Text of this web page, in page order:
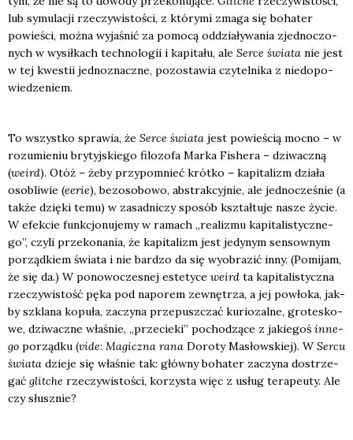
lub symu­la­cji rze­czy­wi­sto­ści, z któ­ry­mi zma­ga się boha­ter
powie­ści, moż­na wyja­śnić za pomo­cą oddzia­ły­wa­nia zjed­no­czo­
nych w wysił­kach tech­no­lo­gii i kapi­ta­łu, ale Ser­ce świa­ta nie jest
w tej kwe­stii jed­no­znacz­ne, pozo­sta­wia czy­tel­ni­ka z nie­do­po­
wie­dze­niem.
To wszyst­ko spra­wia, że Ser­ce świa­ta jest powie­ścią moc­no – w
rozu­mie­niu bry­tyj­skie­go filo­zo­fa Mar­ka Fishe­ra – dzi­wacz­ną
(weird). Otóż – żeby przy­po­mnieć krót­ko – kapi­ta­lizm dzia­ła
oso­bli­wie (eerie), bez­oso­bo­wo, abs­trak­cyj­nie, ale jed­no­cze­śnie (a
tak­że dzię­ki temu) w zasad­ni­czy spo­sób kształ­tu­je nasze życie.
W efek­cie funk­cjo­nu­je­my w ramach „reali­zmu kapi­ta­li­stycz­ne­
go”, czy­li prze­ko­na­nia, że kapi­ta­lizm jest jedy­nym sen­sow­nym
porząd­kiem świa­ta i nie bar­dzo da się wyobra­zić inny. (Pomi­jam,
że się da.) W pono­wo­cze­snej este­ty­ce weird ta kapi­ta­li­stycz­na
rze­czy­wi­stość pęka pod napo­rem zewnę­trza, a jej powło­ka, jak­
by szkla­na kopu­ła, zaczy­na prze­pusz­czać kurio­zal­ne, gro­te­sko­
we, dzi­wacz­ne wła­śnie, „prze­cie­ki” pocho­dzą­ce z jakie­goś inne­
go porząd­ku (vide: Magicz­na rana Doro­ty Masłow­skiej). W Ser­cu
świa­ta dzie­je się wła­śnie tak: głów­ny boha­ter zaczy­na dostrze­
gać glit­che rze­czy­wi­sto­ści, korzy­sta więc z usług tera­peu­ty. Ale
czy słusz­nie?